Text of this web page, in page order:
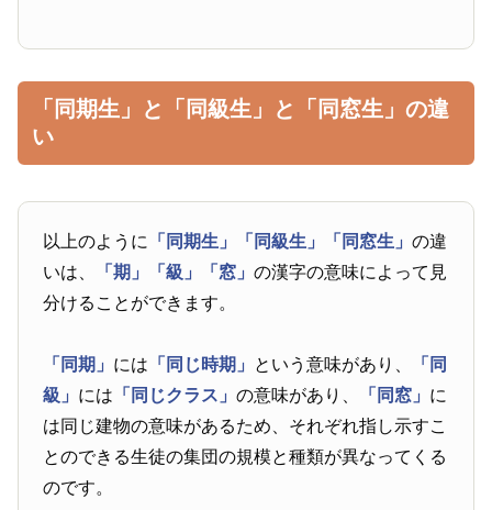
「同期生」と「同級生」と「同窓生」の違
い
以上のように 「同期生」 「同級生」 「同窓生」の違
いは、
「期」 「級」 「窓」の漢字の意味によって見
分けることができます。
「同期」 には 「同じ時期」 という意味があり、
「同
級」 には 「同じクラス」の意味があり、 「同窓」 に
は同じ建物の意味があるため、それぞれ指し示すこ
とのできる生徒の集団の規模と種類が異なってくる
のです。